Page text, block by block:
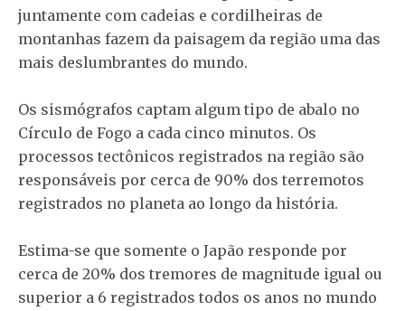
juntamente com cadeias e cordilheiras de
montanhas fazem da paisagem da região uma das
mais deslumbrantes do mundo.
Os sismógrafos captam algum tipo de abalo no
Círculo de Fogo a cada cinco minutos. Os
processos tectônicos registrados na região são
responsáveis por cerca de 90% dos terremotos
registrados no planeta ao longo da história.
Estima-se que somente o Japão responde por
cerca de 20% dos tremores de magnitude igual ou
superior a 6 registrados todos os anos no mundo